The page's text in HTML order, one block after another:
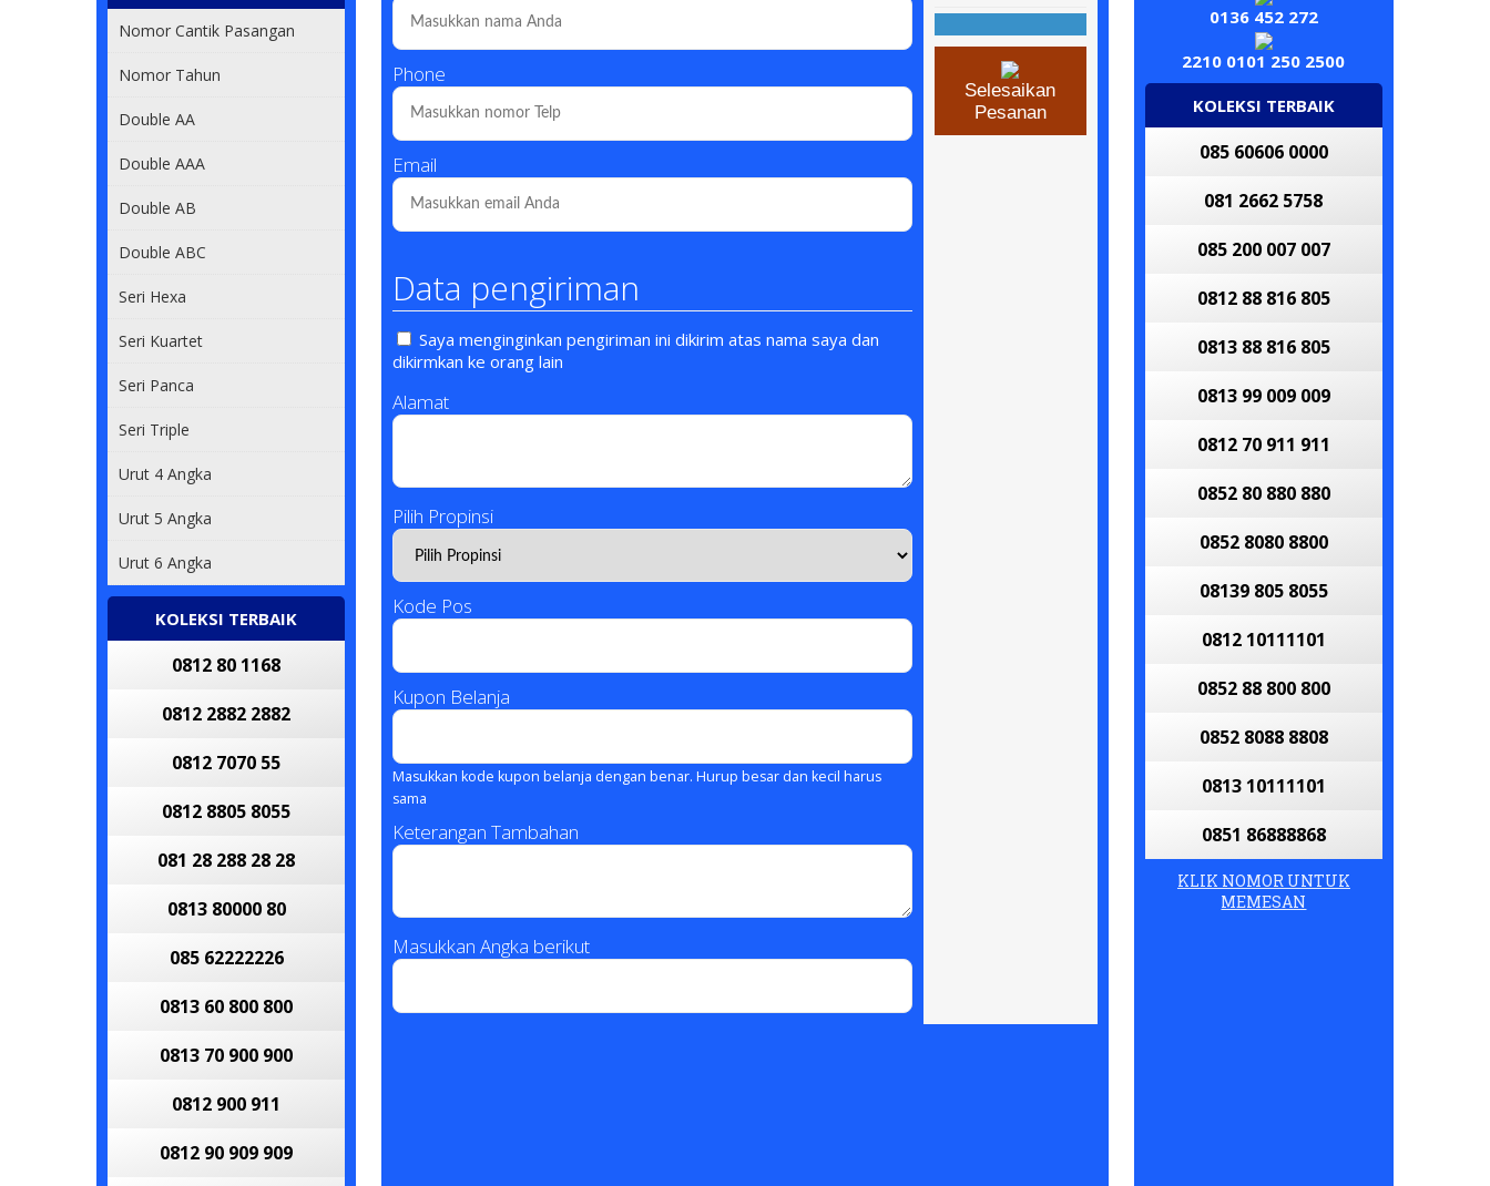
Nomor Cantik Pasangan
Nomor Tahun
Double AA
Double AAA
Double AB
Double ABC
Seri Hexa
Seri Kuartet
Seri Panca
Seri Triple
Urut 4 Angka
Urut 5 Angka
Urut 6 Angka
KOLEKSI TERBAIK
0812 80 1168
0812 2882 2882
0812 7070 55
0812 8805 8055
081 28 288 28 28
0813 80000 80
085 62222226
0813 60 800 800
0813 70 900 900
0812 900 911
0812 90 909 909
Phone
Email
Data pengiriman
Saya menginginkan pengiriman ini dikirim atas nama saya dan
dikirmkan ke orang lain
Alamat
Pilih Propinsi
Kode Pos
Kupon Belanja
Masukkan kode kupon belanja dengan benar. Hurup besar dan kecil harus
sama
Keterangan Tambahan
Masukkan Angka berikut
Selesaikan
Pesanan
0136 452 272
2210 0101 250 2500
KOLEKSI TERBAIK
085 60606 0000
081 2662 5758
085 200 007 007
0812 88 816 805
0813 88 816 805
0813 99 009 009
0812 70 911 911
0852 80 880 880
0852 8080 8800
08139 805 8055
0812 10111101
0852 88 800 800
0852 8088 8808
0813 10111101
0851 86888868
KLIK NOMOR UNTUK
MEMESAN